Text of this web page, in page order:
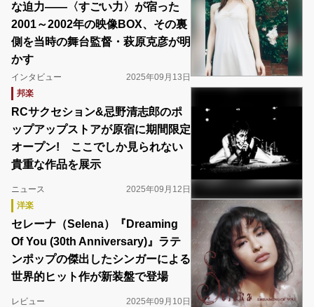
な迫力――〈すごい力〉が宿った
2001～2002年の映像BOX、その裏
側を当時の舞台監督・萩原克彦が明
かす
インタビュー
2025年09月13日
邦楽
RCサクセション&忌野清志郎のポ
ップアップストアが原宿に期間限定
オープン! ここでしか見られない
貴重な作品を展示
ニュース
2025年09月12日
洋楽
セレーナ（Selena）『Dreaming
Of You (30th Anniversary)』ラテ
ンポップの傑出したシンガーによる
世界的ヒット作が新装盤で登場
レビュー 2025年09月10日